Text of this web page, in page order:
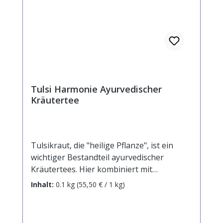
Tulsi Harmonie Ayurvedischer
Kräutertee
Tulsikraut, die "heilige Pflanze", ist ein
wichtiger Bestandteil ayurvedischer
Kräutertees. Hier kombiniert mit
heimischen Kräutern und einer feinen
Inhalt: 0.1 kg (55,50 € / 1 kg)